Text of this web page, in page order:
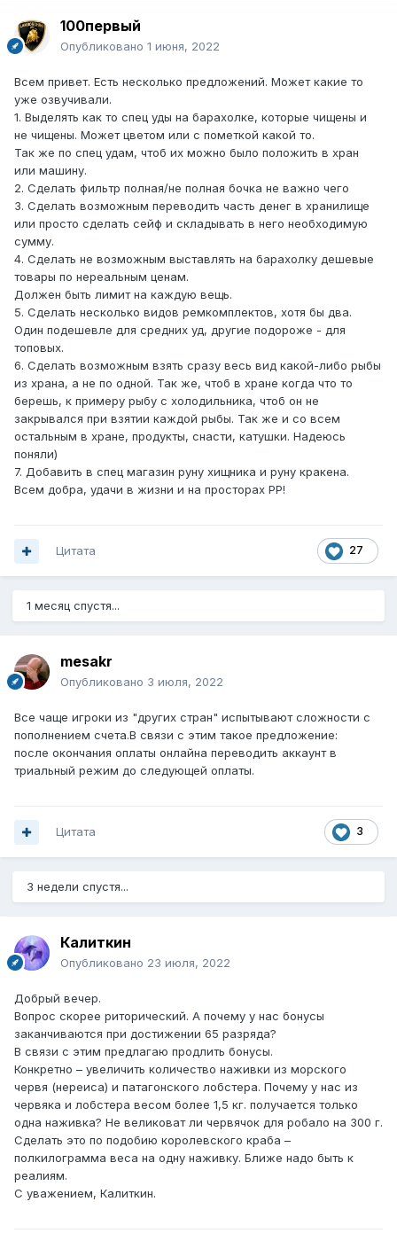
100первый
Опубликовано 1 июня, 2022
Всем привет. Есть несколько предложений. Может какие то
уже озвучивали.
1. Выделять как то спец уды на барахолке, которые чищены и
не чищены. Может цветом или с пометкой какой то.
Так же по спец удам, чтоб их можно было положить в хран
или машину.
2. Сделать фильтр полная/не полная бочка не важно чего
3. Сделать возможным переводить часть денег в хранилище
или просто сделать сейф и складывать в него необходимую
сумму.
4. Сделать не возможным выставлять на барахолку дешевые
товары по нереальным ценам.
Должен быть лимит на каждую вещь.
5. Сделать несколько видов ремкомплектов, хотя бы два.
Один подешевле для средних уд, другие подороже - для
топовых.
6. Сделать возможным взять сразу весь вид какой-либо рыбы
из храна, а не по одной. Так же, чтоб в хране когда что то
берешь, к примеру рыбу с холодильника, чтоб он не
закрывался при взятии каждой рыбы. Так же и со всем
остальным в хране, продукты, снасти, катушки. Надеюсь
поняли)
7. Добавить в спец магазин руну хищника и руну кракена.
Всем добра, удачи в жизни и на просторах РР!
27
Цитата
1 месяц спустя...
mesakr
Опубликовано 3 июля, 2022
Все чаще игроки из "других стран" испытывают сложности с
пополнением счета.В связи с этим такое предложение:
после окончания оплаты онлайна переводить аккаунт в
триальный режим до следующей оплаты.
3
Цитата
3 недели спустя...
Калиткин
Опубликовано 23 июля, 2022
Добрый вечер.
Вопрос скорее риторический. А почему у нас бонусы
заканчиваются при достижении 65 разряда?
В связи с этим предлагаю продлить бонусы.
Конкретно – увеличить количество наживки из морского
червя (нереиса) и патагонского лобстера. Почему у нас из
червяка и лобстера весом более 1,5 кг. получается только
одна наживка? Не великоват ли червячок для робало на 300 г.
Сделать это по подобию королевского краба –
полкилограмма веса на одну наживку. Ближе надо быть к
реалиям.
С уважением, Калиткин.